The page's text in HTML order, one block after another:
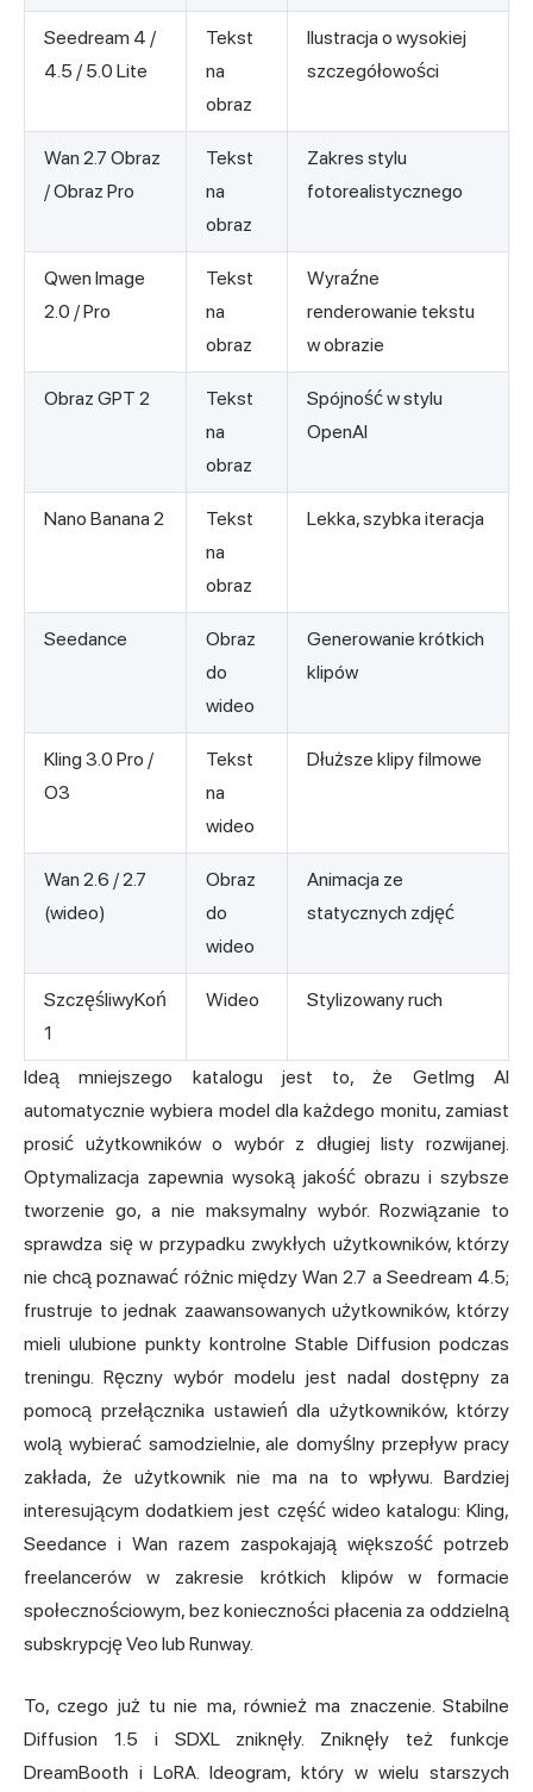
Seedream 4 /
4.5 / 5.0 Lite
Tekst
na
obraz
Ilustracja o wysokiej
szczegółowości
Wan 2.7 Obraz
/ Obraz Pro
Tekst
na
obraz
Zakres stylu
fotorealistycznego
Qwen Image
2.0 / Pro
Tekst
na
obraz
Wyraźne
renderowanie tekstu
w obrazie
Obraz GPT 2
Tekst
na
obraz
Spójność w stylu
OpenAI
Nano Banana 2
Tekst
na
obraz
Lekka, szybka iteracja
Seedance
Obraz
do
wideo
Generowanie krótkich
klipów
Kling 3.0 Pro /
O3
Tekst
na
wideo
Dłuższe klipy filmowe
Wan 2.6 / 2.7
(wideo)
Obraz
do
wideo
Animacja ze
statycznych zdjęć
SzczęśliwyKoń
1
Wideo Stylizowany ruch
Ideą mniejszego katalogu jest to, że GetImg AI
automatycznie wybiera model dla każdego monitu, zamiast
prosić użytkowników o wybór z długiej listy rozwijanej.
Optymalizacja zapewnia wysoką jakość obrazu i szybsze
tworzenie go, a nie maksymalny wybór. Rozwiązanie to
sprawdza się w przypadku zwykłych użytkowników, którzy
nie chcą poznawać różnic między Wan 2.7 a Seedream 4.5;
frustruje to jednak zaawansowanych użytkowników, którzy
mieli ulubione punkty kontrolne Stable Diffusion podczas
treningu. Ręczny wybór modelu jest nadal dostępny za
pomocą przełącznika ustawień dla użytkowników, którzy
wolą wybierać samodzielnie, ale domyślny przepływ pracy
zakłada, że użytkownik nie ma na to wpływu. Bardziej
interesującym dodatkiem jest część wideo katalogu: Kling,
Seedance i Wan razem zaspokajają większość potrzeb
freelancerów w zakresie krótkich klipów w formacie
społecznościowym, bez konieczności płacenia za oddzielną
subskrypcję Veo lub Runway.
To, czego już tu nie ma, również ma znaczenie. Stabilne
Diffusion 1.5 i SDXL zniknęły. Zniknęły też funkcje
DreamBooth i LoRA. Ideogram, który w wielu starszych